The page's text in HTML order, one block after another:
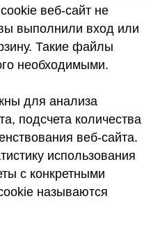
веб-сайт не
выполнили вход или
Такие файлы
необходимыми.
для анализа
подсчета количества
веб-сайта.
использования
с конкретными
называются